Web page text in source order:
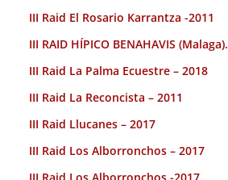
III Raid El Rosario Karrantza -2011
III RAID HÍPICO BENAHAVIS (Malaga).
III Raid La Palma Ecuestre – 2018
III Raid La Reconcista – 2011
III Raid Llucanes – 2017
III Raid Los Alborronchos – 2017